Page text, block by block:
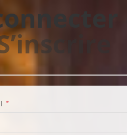
*